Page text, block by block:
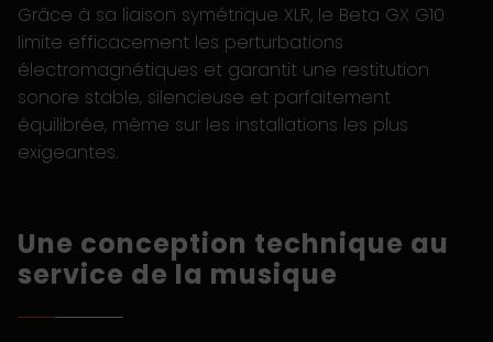
Grâce à sa liaison symétrique XLR, le Beta GX G10
limite efficacement les perturbations
électromagnétiques et garantit une restitution
sonore stable, silencieuse et parfaitement
équilibrée, même sur les installations les plus
exigeantes.
Une conception technique au
service de la musique